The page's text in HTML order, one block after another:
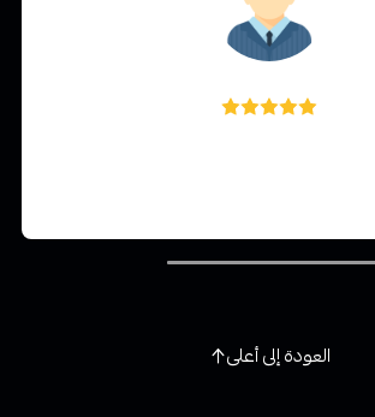
العودة إلى أعلى